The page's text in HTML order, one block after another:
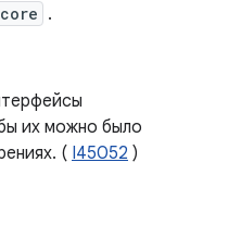
.
их можно было
( I45052 )